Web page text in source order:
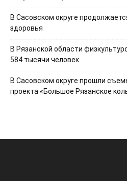
В Сасовском округе
здоровья
В Рязанской области
584 тысячи человек
В Сасовском округе прошли
проекта «Большое Рязанское